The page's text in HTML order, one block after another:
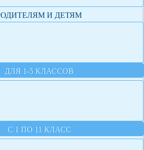
РОДИТЕЛЯМ И ДЕТЯМ
ДЛЯ 1-5 КЛАССОВ
С 1 ПО 11 КЛАСС